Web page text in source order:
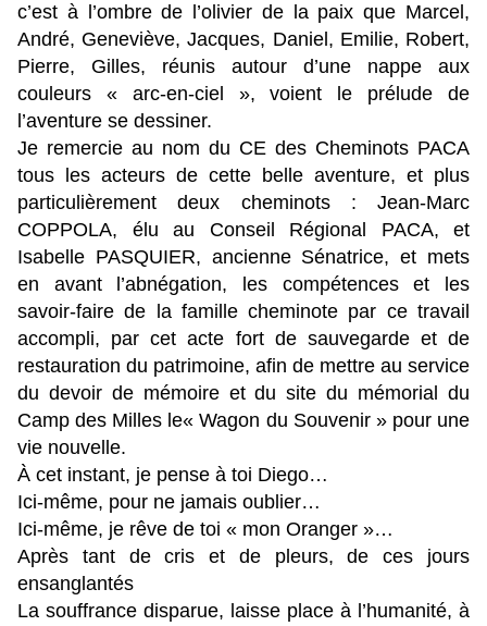
c’est à l’ombre de l’olivier de la paix que Marcel,
André, Geneviève, Jacques, Daniel, Emilie, Robert,
Pierre, Gilles, réunis autour d’une nappe aux
couleurs « arc-en-ciel », voient le prélude de
l’aventure se dessiner.
Je remercie au nom du CE des Cheminots PACA
tous les acteurs de cette belle aventure, et plus
particulièrement deux cheminots : Jean-Marc
COPPOLA, élu au Conseil Régional PACA, et
Isabelle PASQUIER, ancienne Sénatrice, et mets
en avant l’abnégation, les compétences et les
savoir-faire de la famille cheminote par ce travail
accompli, par cet acte fort de sauvegarde et de
restauration du patrimoine, afin de mettre au service
du devoir de mémoire et du site du mémorial du
Camp des Milles le« Wagon du Souvenir » pour une
vie nouvelle.
À cet instant, je pense à toi Diego…
Ici-même, pour ne jamais oublier…
Ici-même, je rêve de toi « mon Oranger »…
Après tant de cris et de pleurs, de ces jours
ensanglantés
La souffrance disparue, laisse place à l’humanité, à